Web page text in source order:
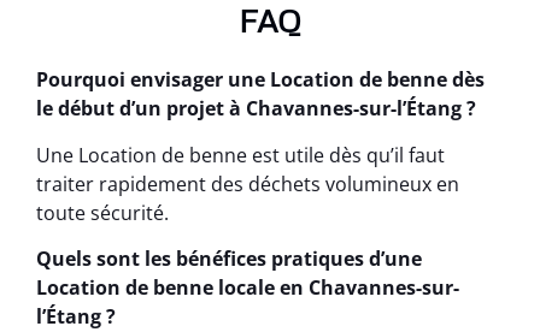
FAQ
Pourquoi envisager une Location de benne dès
le début d’un projet à Chavannes-sur-l’Étang ?
Une Location de benne est utile dès qu’il faut
traiter rapidement des déchets volumineux en
toute sécurité.
Quels sont les bénéfices pratiques d’une
Location de benne locale en Chavannes-sur-
l’Étang ?